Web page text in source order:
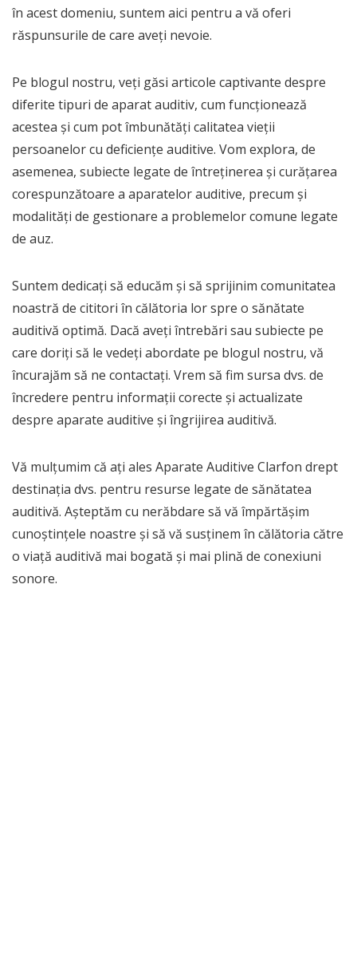
în acest domeniu, suntem aici pentru a vă oferi
răspunsurile de care aveți nevoie.
Pe blogul nostru, veți găsi articole captivante despre
diferite tipuri de aparat auditiv, cum funcționează
acestea și cum pot îmbunătăți calitatea vieții
persoanelor cu deficiențe auditive. Vom explora, de
asemenea, subiecte legate de întreținerea și curățarea
corespunzătoare a aparatelor auditive, precum și
modalități de gestionare a problemelor comune legate
de auz.
Suntem dedicați să educăm și să sprijinim comunitatea
noastră de cititori în călătoria lor spre o sănătate
auditivă optimă. Dacă aveți întrebări sau subiecte pe
care doriți să le vedeți abordate pe blogul nostru, vă
încurajăm să ne contactați. Vrem să fim sursa dvs. de
încredere pentru informații corecte și actualizate
despre aparate auditive și îngrijirea auditivă.
Vă mulțumim că ați ales Aparate Auditive Clarfon drept
destinația dvs. pentru resurse legate de sănătatea
auditivă. Așteptăm cu nerăbdare să vă împărtășim
cunoștințele noastre și să vă susținem în călătoria către
o viață auditivă mai bogată și mai plină de conexiuni
sonore.